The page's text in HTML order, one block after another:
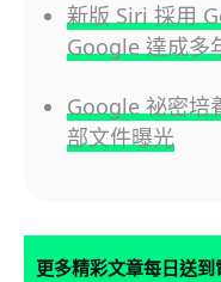
新版 Siri 採用
Google 達成多
Google 祕密
部文件曝光
更多精彩文章每日送到